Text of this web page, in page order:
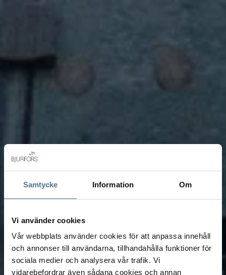
Samtycke Information Om
Vi använder cookies
Vår webbplats använder cookies för att anpassa innehåll
och annonser till användarna, tillhandahålla funktioner för
sociala medier och analysera vår trafik. Vi
vidarebefordrar även sådana cookies och annan